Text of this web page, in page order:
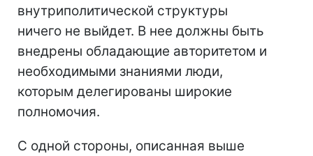
внутриполитической структуры
ничего не выйдет. В нее должны быть
внедрены обладающие авторитетом и
необходимыми знаниями люди,
которым делегированы широкие
полномочия.
С одной стороны, описанная выше